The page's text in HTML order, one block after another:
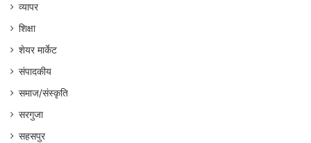
व्यापर
शिक्षा
शेयर मार्केट
संपादकीय
समाज/संस्कृति
सरगुजा
सहसपुर